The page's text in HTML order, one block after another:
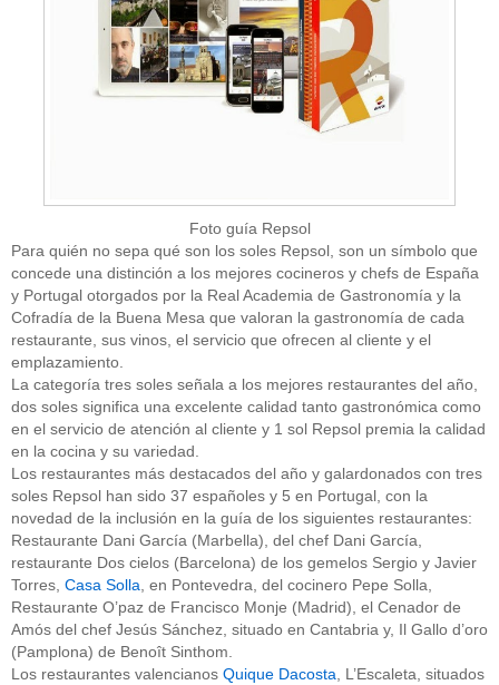
Foto guía Repsol
Para quién no sepa qué son los soles Repsol, son un símbolo que
concede una distinción a los mejores cocineros y chefs de España
y Portugal otorgados por la Real Academia de Gastronomía y la
Cofradía de la Buena Mesa que valoran la gastronomía de cada
restaurante, sus vinos, el servicio que ofrecen al cliente y el
emplazamiento.
La categoría tres soles señala a los mejores restaurantes del año,
dos soles significa una excelente calidad tanto gastronómica como
en el servicio de atención al cliente y 1 sol Repsol premia la calidad
en la cocina y su variedad.
Los restaurantes más destacados del año y galardonados con tres
soles Repsol han sido 37 españoles y 5 en Portugal, con la
novedad de la inclusión en la guía de los siguientes restaurantes:
Restaurante Dani García (Marbella), del chef Dani García,
restaurante Dos cielos (Barcelona) de los gemelos Sergio y Javier
Torres, Casa Solla , en Pontevedra, del cocinero Pepe Solla,
Restaurante O’paz de Francisco Monje (Madrid), el Cenador de
Amós del chef Jesús Sánchez, situado en Cantabria y, Il Gallo d’oro
(Pamplona) de Benoît Sinthom.
Los restaurantes valencianos Quique Dacosta , L’Escaleta, situados